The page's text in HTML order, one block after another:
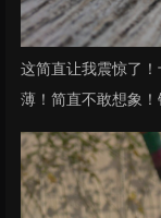
这简直让我震惊了
薄！简直不敢想象！